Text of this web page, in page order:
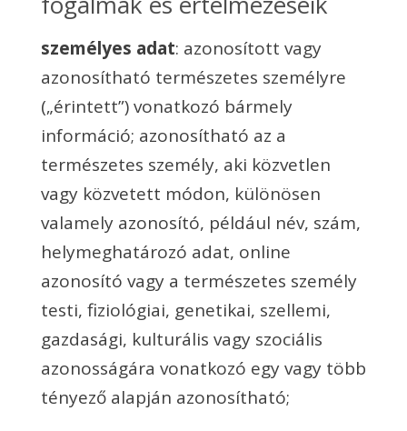
személyes adat: azonosított vagy
azonosítható természetes személyre
(„érintett”) vonatkozó bármely
információ; azonosítható az a
természetes személy, aki közvetlen
vagy közvetett módon, különösen
valamely azonosító, például név, szám,
helymeghatározó adat, online
azonosító vagy a természetes személy
testi, fiziológiai, genetikai, szellemi,
gazdasági, kulturális vagy szociális
azonosságára vonatkozó egy vagy több
tényező alapján azonosítható;